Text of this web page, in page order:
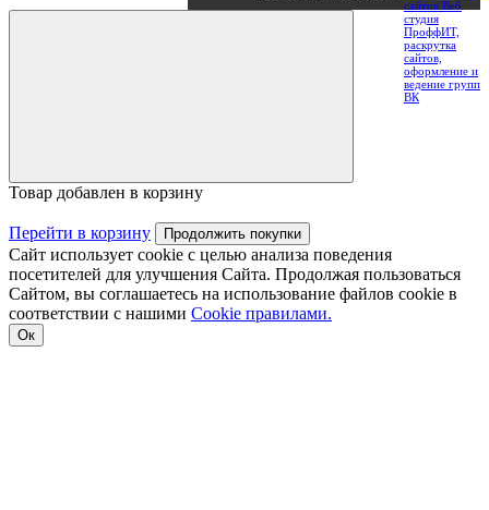
Товар добавлен в корзину
Перейти в корзину Продолжить покупки
Сайт использует cookie с целью анализа поведения
посетителей для улучшения Сайта. Продолжая пользоваться
Сайтом, вы соглашаетесь на использование файлов cookie в
соответствии с нашими Cookiе правилами.
Ок